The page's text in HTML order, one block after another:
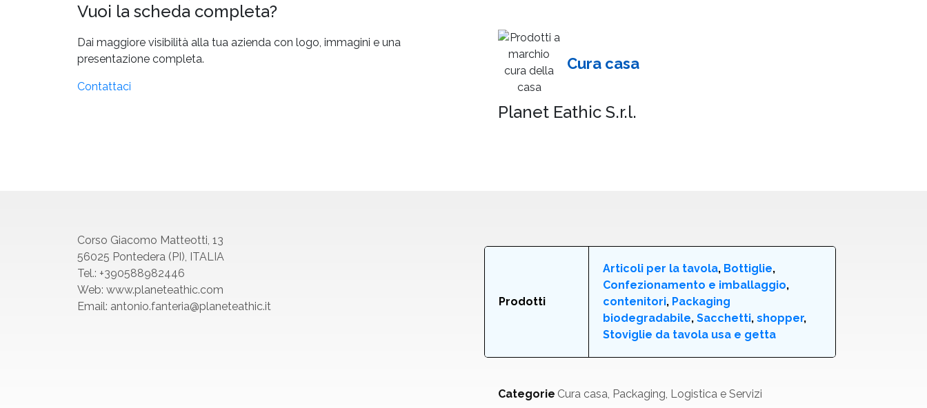
Vuoi la scheda completa?
Dai maggiore visibilità alla tua azienda con logo, immagini e una
presentazione completa.
Contattaci
Cura casa
Planet Eathic S.r.l.
Corso Giacomo Matteotti, 13
56025 Pontedera (PI), ITALIA
Tel.: +390588982446
Web: www.planeteathic.com
Email: antonio.fanteria@planeteathic.it
Prodotti
Articoli per la tavola, Bottiglie,
Confezionamento e imballaggio,
contenitori, Packaging
biodegradabile, Sacchetti, shopper,
Stoviglie da tavola usa e getta
Categorie Cura casa, Packaging, Logistica e Servizi